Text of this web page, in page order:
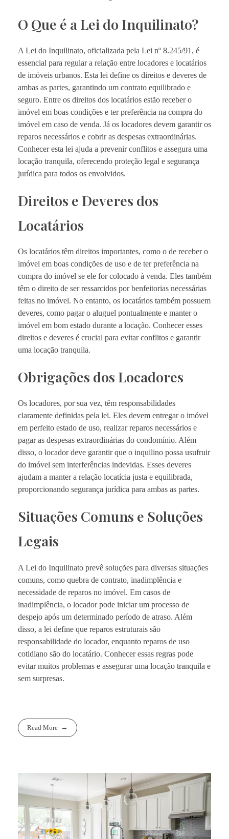
O Que é a Lei do Inquilinato?
A Lei do Inquilinato, oficializada pela Lei nº 8.245/91, é
essencial para regular a relação entre locadores e locatários
de imóveis urbanos. Esta lei define os direitos e deveres de
ambas as partes, garantindo um contrato equilibrado e
seguro. Entre os direitos dos locatários estão receber o
imóvel em boas condições e ter preferência na compra do
imóvel em caso de venda. Já os locadores devem garantir os
reparos necessários e cobrir as despesas extraordinárias.
Conhecer esta lei ajuda a prevenir conflitos e assegura uma
locação tranquila, oferecendo proteção legal e segurança
jurídica para todos os envolvidos.
Direitos e Deveres dos
Locatários
Os locatários têm direitos importantes, como o de receber o
imóvel em boas condições de uso e de ter preferência na
compra do imóvel se ele for colocado à venda. Eles também
têm o direito de ser ressarcidos por benfeitorias necessárias
feitas no imóvel. No entanto, os locatários também possuem
deveres, como pagar o aluguel pontualmente e manter o
imóvel em bom estado durante a locação. Conhecer esses
direitos e deveres é crucial para evitar conflitos e garantir
uma locação tranquila​.
Obrigações dos Locadores
Os locadores, por sua vez, têm responsabilidades
claramente definidas pela lei. Eles devem entregar o imóvel
em perfeito estado de uso, realizar reparos necessários e
pagar as despesas extraordinárias do condomínio. Além
disso, o locador deve garantir que o inquilino possa usufruir
do imóvel sem interferências indevidas. Esses deveres
ajudam a manter a relação locatícia justa e equilibrada,
proporcionando segurança jurídica para ambas as partes.
Situações Comuns e Soluções
Legais
A Lei do Inquilinato prevê soluções para diversas situações
comuns, como quebra de contrato, inadimplência e
necessidade de reparos no imóvel. Em casos de
inadimplência, o locador pode iniciar um processo de
despejo após um determinado período de atraso. Além
disso, a lei define que reparos estruturais são
responsabilidade do locador, enquanto reparos de uso
cotidiano são do locatário. Conhecer essas regras pode
evitar muitos problemas e assegurar uma locação tranquila e
sem surpresas.
Read More